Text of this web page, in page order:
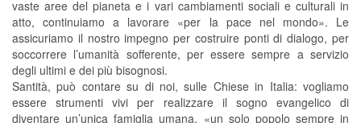
vaste aree del pianeta e i vari cambiamenti sociali e culturali in
atto, continuiamo a lavorare «per la pace nel mondo». Le
assicuriamo il nostro impegno per costruire ponti di dialogo, per
soccorrere l’umanità sofferente, per essere sempre a servizio
degli ultimi e dei più bisognosi.
Santità, può contare su di noi, sulle Chiese in Italia: vogliamo
essere strumenti vivi per realizzare il sogno evangelico di
diventare un’unica famiglia umana, «un solo popolo sempre in